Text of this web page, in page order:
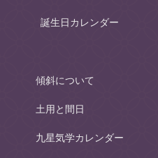
誕生日カレンダー
傾斜について
土用と間日
九星気学カレンダー